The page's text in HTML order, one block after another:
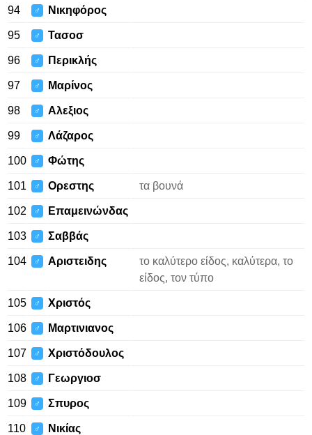
94 ♂ Νικηφόρος
95 ♂ Τασοσ
96 ♂ Περικλής
97 ♂ Μαρίνος
98 ♂ Αλεξιος
99 ♂ Λάζαρος
100 ♂ Φώτης
101 ♂ Ορεστης τα βουνά
102 ♂ Επαμεινώνδας
103 ♂ Σαββάς
104 ♂ Αριστειδης
το καλύτερο είδος, καλύτερα, το
είδος, τον τύπο
105 ♂ Χριστός
106 ♂ Μαρτινιανος
107 ♂ Χριστόδουλος
108 ♂ Γεωργιοσ
109 ♂ Σπυρος
110 ♂ Νικίας